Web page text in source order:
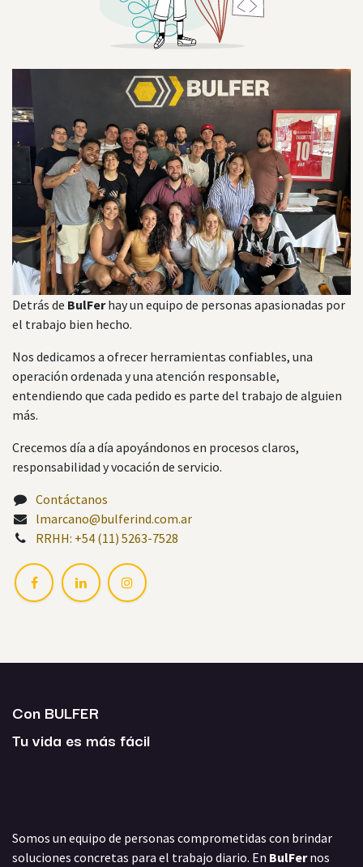
Detrás de BulFerhay un equipo de personas apasionadas por
el trabajo bien hecho.
Nos dedicamos a ofrecer herramientas confiables, una
operación ordenada y una atención responsable,
entendiendo que cada pedido es parte del trabajo de alguien
más.
Crecemos día a día apoyándonos en procesos claros,
responsabilidad y vocación de servicio.
Contáctanos
lmarcano@bulferind.com.ar
RRHH: +54 (11) 5263-7528
Con BULFER
Tu vida es más fácil
Somos un equipo de personas comprometidas con brindar
soluciones concretas para el trabajo diario. En BulFernos